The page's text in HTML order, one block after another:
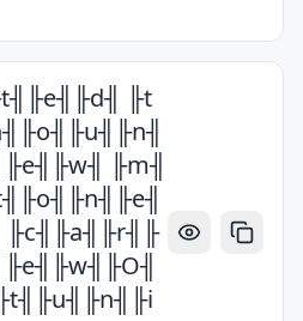
╟t
╟m╢
╟c╢╟a╢╟r╢╟